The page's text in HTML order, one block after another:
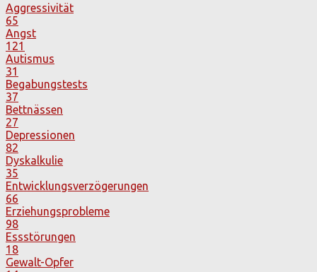
Aggressivität
65
Angst
121
Autismus
31
Begabungstests
37
Bettnässen
27
Depressionen
82
Dyskalkulie
35
Entwicklungsverzögerungen
66
Erziehungsprobleme
98
Essstörungen
18
Gewalt-Opfer